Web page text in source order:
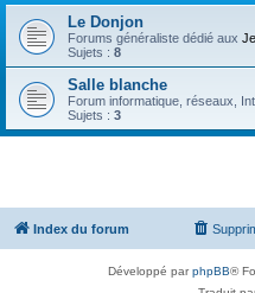
Le Donjon
Forums généraliste dédié aux
Sujets : 8
Salle blanche
Forum informatique, réseaux,
Sujets : 3
Index du forum
Développé parphpBB®